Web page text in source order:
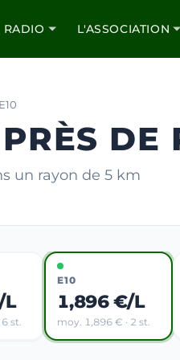
RADIO L'ASSOCIATION
DE
un rayon de 5 km
L
st.
E10
1,896 €/L
moy. 1,896 € · 2 st.